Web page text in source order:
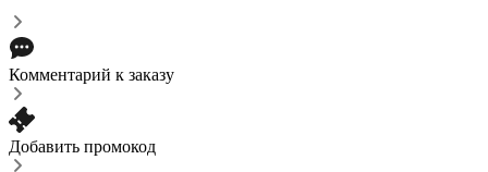
Комментарий к заказу
Добавить промокод